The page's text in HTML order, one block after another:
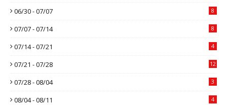
06/30 - 07/07 8
07/07 - 07/14 8
07/14 - 07/21 4
07/21 - 07/28 12
07/28 - 08/04 3
08/04 - 08/11 4